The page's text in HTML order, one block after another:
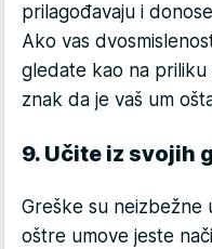
prilagođavaju i
Ako vas
gledate kao na
znak da je vaš um
9. Učite iz svojih
Greške su neizbežne
oštre umove jeste